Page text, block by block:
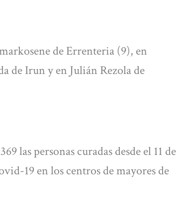
de Errenteria (9), en
de Irun y en Julián Rezola de
las personas curadas desde el 11 de
19 en los centros de mayores de